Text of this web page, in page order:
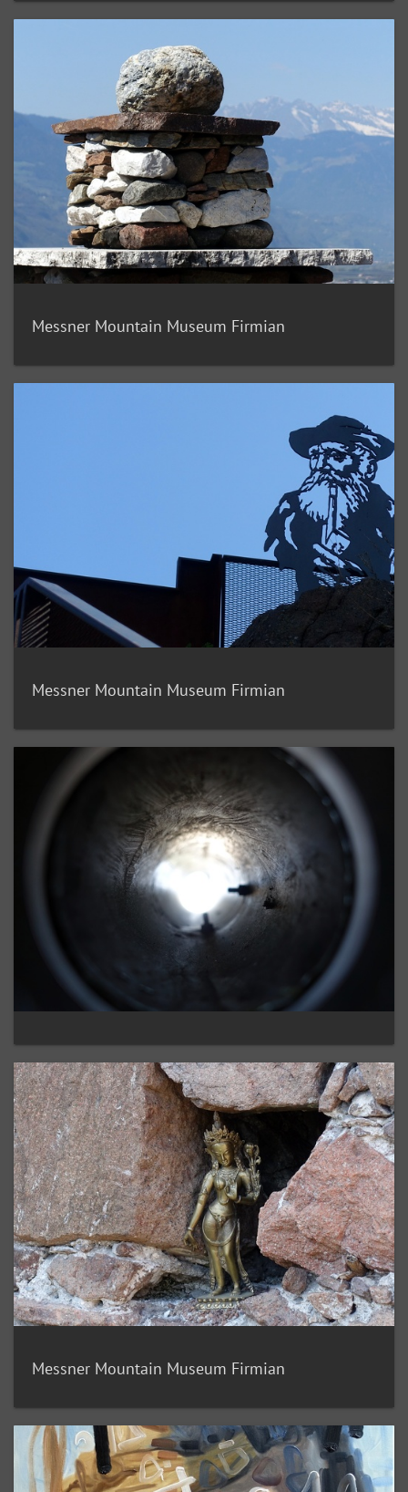
Messner Mountain Museum Firmian
Messner Mountain Museum Firmian
Messner Mountain Museum Firmian